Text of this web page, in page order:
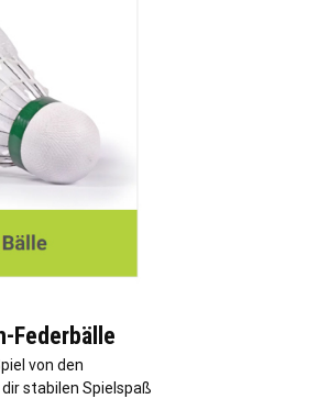
Federbälle
von den
stabilen Spielspaß